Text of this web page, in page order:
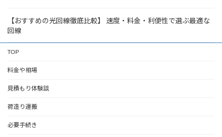
【おすすめの光回線徹底比較】 速度・料金・利便性で選ぶ最適な
回線
TOP
料金や相場
見積もり体験談
荷造り運搬
必要手続き